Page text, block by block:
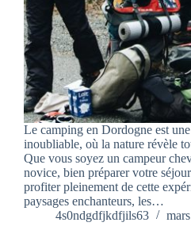
Le camping en Dordogne est
inoubliable, où la nature révèle
Que vous soyez un campeur
novice, bien préparer votre
profiter pleinement de cette
paysages enchanteurs, les…
4s0ndgdfjkdfjils63